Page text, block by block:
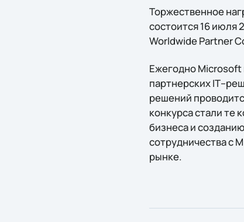
Торжественное
состоится 16 июля
Worldwide Partner
Ежегодно Microsoft
партнeрских
решений
конкурса стали
бизнеса и
сотрудничества с
рынке.